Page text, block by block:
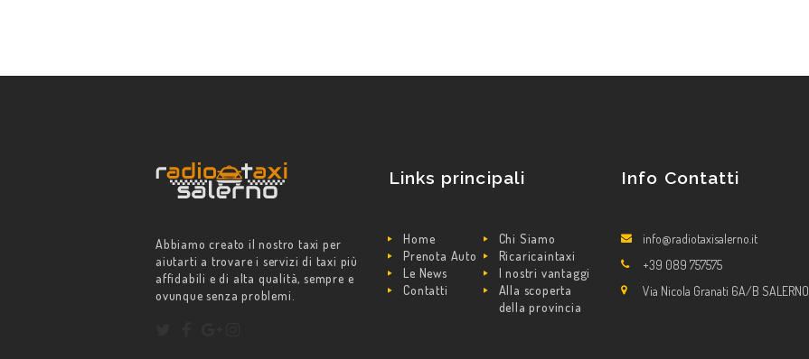
Abbiamo creato il nostro taxi per
aiutarti a trovare i servizi di taxi più
affidabili e di alta qualità, sempre e
ovunque senza problemi.
Links principali
Home
Chi Siamo
Prenota Auto
Ricaricaintaxi
Le News
I nostri vantaggi
Contatti
Alla scoperta
della provincia
Info Contatti
info@radiotaxisalerno.it
+39 089 757575
Via Nicola Granati 6A/B SALERNO